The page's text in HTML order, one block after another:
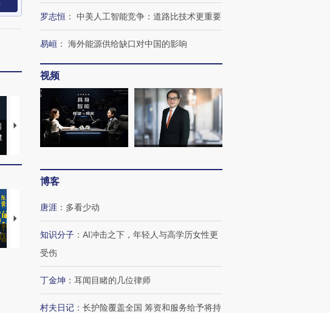
视线｜HYROX的吸金
术：是什么让中产们甘
心“花钱找虐”？
马航飞行员跨国走私7万
粒摇头丸 尿检体内含3种
毒品
视线｜被称为“蟑螂”的印
度Z世代 用街头抗争将教
育部长拱下台
【推广】走进第四届链博
会，让数智科技“链”接产
【特别呈现】寻找100种
有意思的生活方式·第三对
【商旅对话】华住集团
CFO：不靠规模取胜，华
住三大增长引擎是什么？
罗志恒 ： 中美人工智能竞争：道路比技术更重要
易峘 ： 海外能源供给缺口对中国的影响
视频
博客
唐涯 ： 多看少动
知识分子 ： AI冲击之下，年轻人与高学历女性更
受伤
丁金坤 ： 耳闻目睹的几位律师
村夫日记 ： 长护险覆盖全国 筹资和服务给予将持